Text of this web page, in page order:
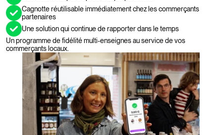
Cagnotte réutilisable immédiatement chez les commerçants
partenaires
Une solution qui continue de rapporter dans le temps
Un programme de fidélité multi-enseignes au service de vos
commerçants locaux.